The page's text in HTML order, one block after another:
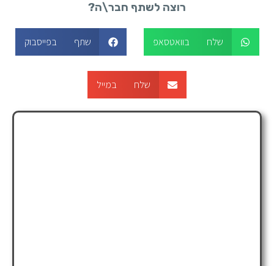
רוצה לשתף חבר\ה?
שלח בוואטסאפ שתף בפייסבוק
שלח במייל